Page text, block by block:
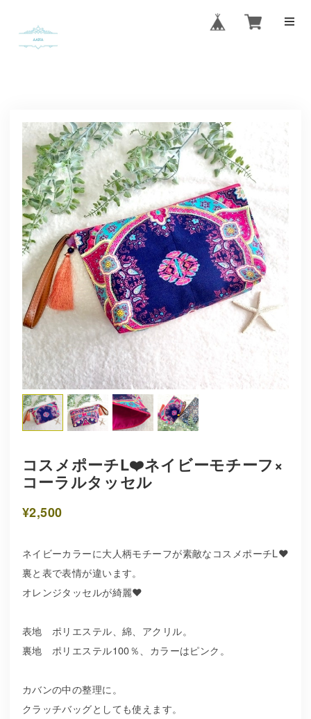
コスメポーチL❤️ネイビーモチーフ×
コーラルタッセル
¥2,500
ネイビーカラーに大人柄モチーフが素敵なコスメポーチL❤️
裏と表で表情が違います。
オレンジタッセルが綺麗❤️
表地 ポリエステル、綿、アクリル。
裏地 ポリエステル100％、カラーはピンク。
カバンの中の整理に。
クラッチバッグとしても使えます。